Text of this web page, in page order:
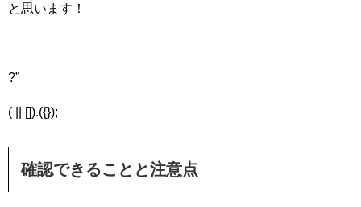
と思います！
?”
( || []).({});
確認できることと注意点